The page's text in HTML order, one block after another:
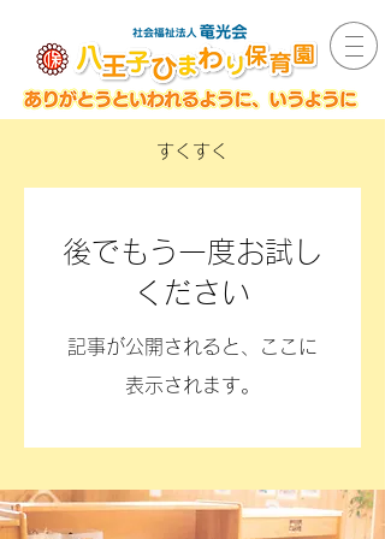
すくすく
後でもう一度お試し
ください
記事が公開されると、ここに
表示されます。